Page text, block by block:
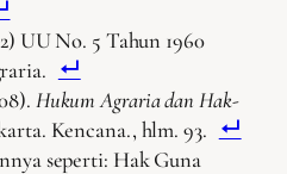
UU No. 5 Tahun 1960
Hukum Agraria dan Hak-
Kencana., hlm. 93.
seperti: Hak Guna